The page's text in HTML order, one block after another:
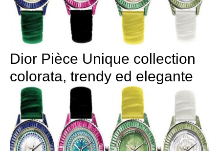
Dior Pièce Unique collection
colorata, trendy ed elegante